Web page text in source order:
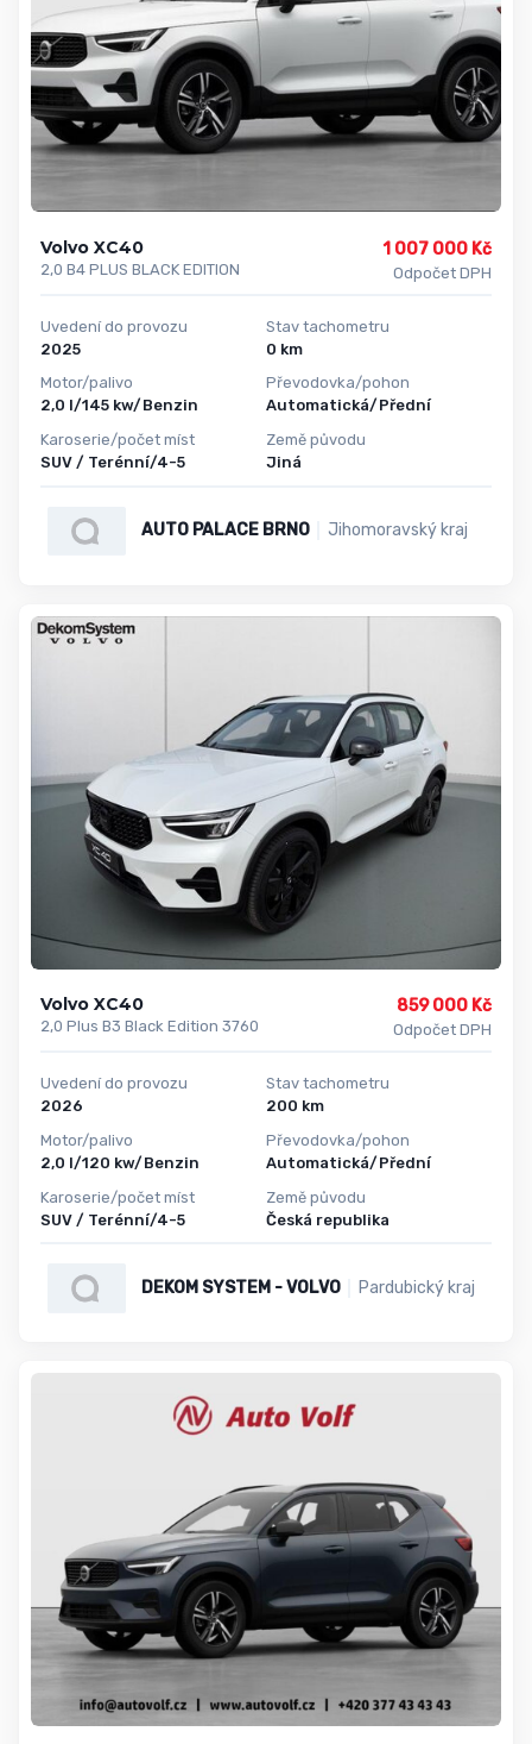
Volvo XC40
2,0 B4 PLUS BLACK EDITION
1 007 000 Kč
Odpočet DPH
Uvedení do provozu
2025
Motor/palivo
2,0 l/145 kw/Benzin
Karoserie/počet míst
SUV / Terénní/4-5
Stav tachometru
0 km
Převodovka/pohon
Automatická/Přední
Země původu
Jiná
AUTO PALACE BRNO Jihomoravský kraj
Volvo XC40
2,0 Plus B3 Black Edition 3760
859 000 Kč
Odpočet DPH
Uvedení do provozu
2026
Motor/palivo
2,0 l/120 kw/Benzin
Karoserie/počet míst
SUV / Terénní/4-5
Stav tachometru
200 km
Převodovka/pohon
Automatická/Přední
Země původu
Česká republika
DEKOM SYSTEM - VOLVO Pardubický kraj